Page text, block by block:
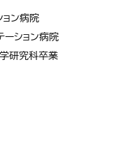
ョン病院
ーション病院
研究科卒業